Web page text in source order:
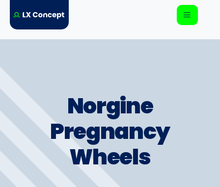
Norgine
Pregnancy
Wheels